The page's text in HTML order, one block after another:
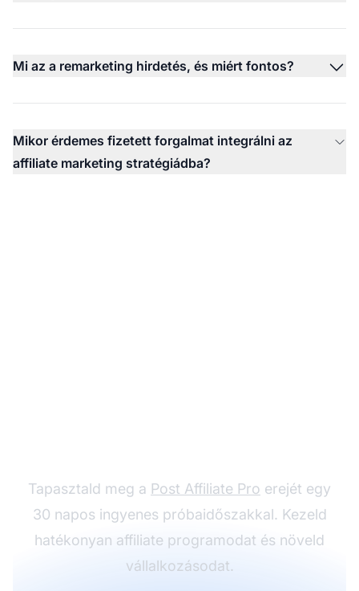
Mi az a remarketing hirdetés, és miért fontos?
Mikor érdemes fizetett forgalmat integrálni az
affiliate marketing stratégiádba?
Tapasztald meg a Post Affiliate Pro erejét egy
30 napos ingyenes próbaidőszakkal. Kezeld
hatékonyan affiliate programodat és növeld
vállalkozásodat.